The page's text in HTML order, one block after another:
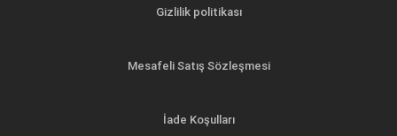
Gizlilik politikası
Mesafeli Satış Sözleşmesi
İade Koşulları